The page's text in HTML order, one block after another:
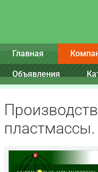
Главная
Объявления
пластмассы.